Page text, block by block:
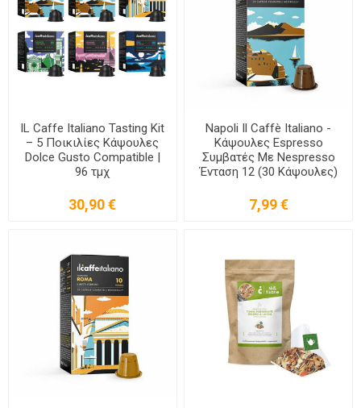
IL Caffe Italiano Tasting Kit
– 5 Ποικιλίες Κάψουλες
Dolce Gusto Compatible |
96 τμχ
30,90 €
Napoli Il Caffè Italiano -
Κάψουλες Espresso
Συμβατές Με Nespresso
Ένταση 12 (30 Κάψουλες)
7,99 €